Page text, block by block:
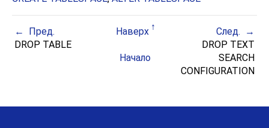
Пред. Наверх
След.
DROP TABLE
Начало
DROP TEXT
SEARCH
CONFIGURATION